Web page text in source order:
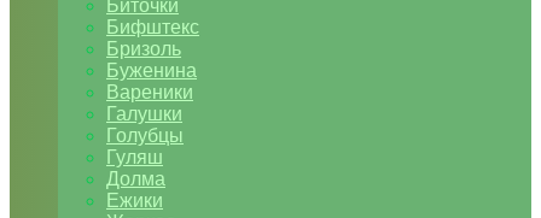
Биточки
Бифштекс
Бризоль
Буженина
Вареники
Галушки
Голубцы
Гуляш
Долма
Ежики